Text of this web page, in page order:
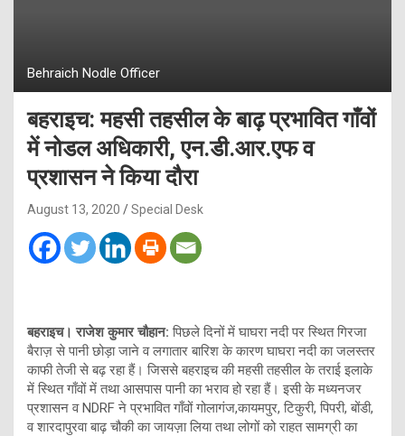
Behraich Nodle Officer
बहराइच: महसी तहसील के बाढ़ प्रभावित गाँवों
में नोडल अधिकारी, एन.डी.आर.एफ व
प्रशासन ने किया दौरा
August 13, 2020 Special Desk
बहराइच। राजेश कुमार चौहान: पिछले दिनों में घाघरा नदी पर स्थित गिरजा
बैराज़ से पानी छोड़ा जाने व लगातार बारिश के कारण घाघरा नदी का जलस्तर
काफी तेजी से बढ़ रहा हैं। जिससे बहराइच की महसी तहसील के तराई इलाके
में स्थित गाँवों में तथा आसपास पानी का भराव हो रहा हैं। इसी के मध्यनजर
प्रशासन व NDRF ने प्रभावित गाँवों गोलागंज,कायमपुर, टिकुरी, पिपरी, बोंडी,
व शारदापुरवा बाढ़ चौकी का जायज़ा लिया तथा लोगों को राहत सामग्री का